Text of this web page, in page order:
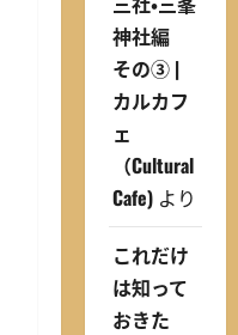
神社編
その③ |
カルカフ
ェ
（Cultural
Cafe)より
これだけ
は知って
おきた